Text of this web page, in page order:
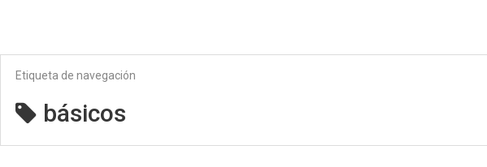
Etiqueta de navegación
básicos